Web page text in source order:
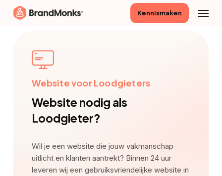
Kennismaken
Website voor Loodgieters
Website nodig als
Loodgieter?
Wil je een website die jouw vakmanschap
uitlicht en klanten aantrekt? Binnen 24 uur
leveren wij een gebruiksvriendelijke website in